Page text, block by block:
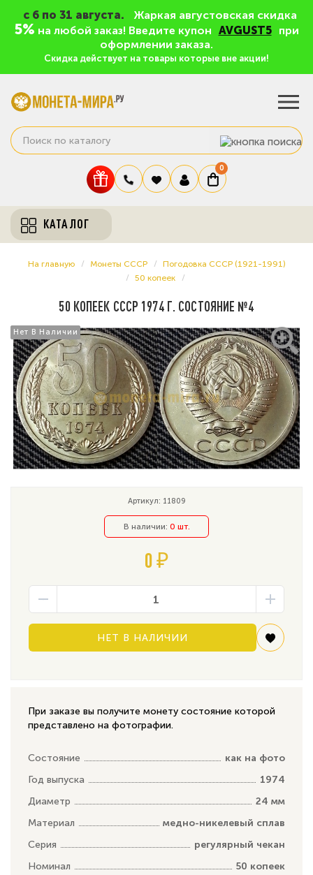
c 6 по 31 августа. Жаркая августовская скидка
5% на любой заказ! Введите купон AVGUST5
при
оформлении заказа.
Скидка действует на товары которые вне акции!
0
КАТАЛОГ
На главную Монеты СССР
Погодовка СССР (1921-1991)
50 копеек
50 КОПЕЕК СССР 1974 Г. СОСТОЯНИЕ №4
Нет В Наличии
Нет В Наличии
Артикул: 11809
В наличии: 0 шт.
0 ₽
НЕТ В НАЛИЧИИ
При заказе вы получите монету состояние которой
представлено на фотографии.
Состояние
как на фото
Год выпуска
1974
Диаметр
24 мм
Материал
медно-никелевый сплав
Серия
регулярный чекан
Номинал
50 копеек